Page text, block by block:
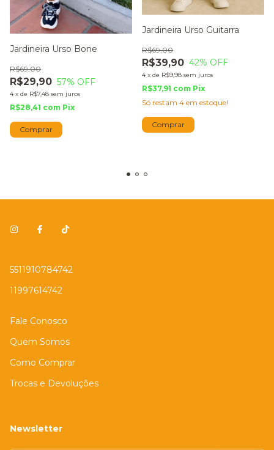
Jardineira Urso Bone
R$29,90
R$69,00
57% OFF
4 x de R$7,48 sem juros
R$28,41 com Pix
Comprar
Jardineira Urso Guitarra
R$39,90
R$69,00
42% OFF
4 x de R$9,98 sem juros
R$37,91 com Pix
Só restam 4 em estoque!
Comprar
5511910784742
11997614742
Fale Conosco
Quem Somos
Como Comprar
Trocas e Devoluções
Newsletter